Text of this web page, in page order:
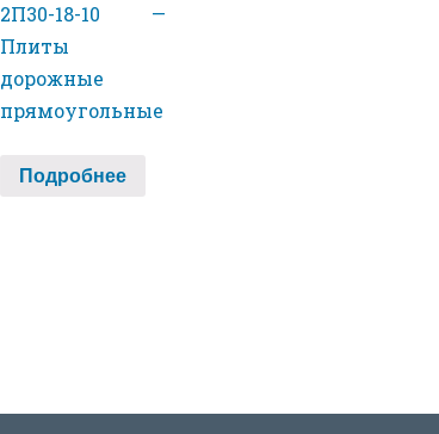
2П30-18-10 —
Плиты
дорожные
прямоугольные
Подробнее